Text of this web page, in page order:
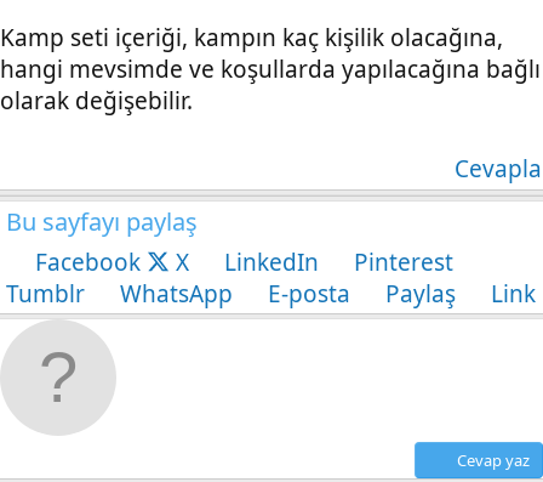
Kamp seti içeriği, kampın kaç kişilik olacağına,
hangi mevsimde ve koşullarda yapılacağına bağlı
olarak değişebilir.
Cevapla
Bu sayfayı paylaş
Facebook X LinkedIn
Pinterest
Tumblr
WhatsApp E-posta Paylaş Link
Cevap yaz